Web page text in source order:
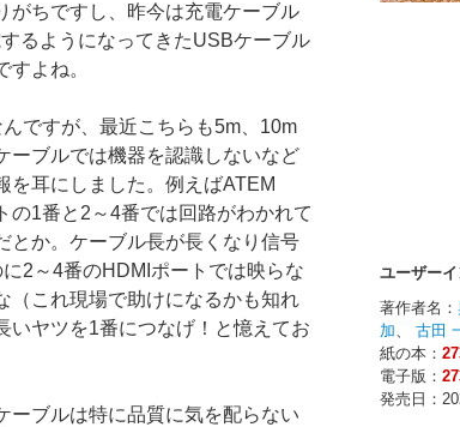
がちですし、昨今は充電ケーブル
るようになってきたUSBケーブル
よね。
ですが、最近こちらも5m、10m
ーブルでは機器を認識しないなど
を耳にしました。例えばATEM
の1番と2～4番では回路がわかれて
とか。ケーブル長が長くなり信号
2～4番のHDMIポートでは映らな
（これ現場で助けになるかも知れ
いヤツを1番につなげ！と憶えてお
ーブルは特に品質に気を配らない